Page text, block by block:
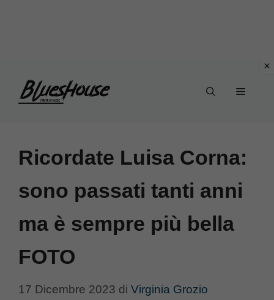
Menu
Ricordate Luisa Corna:
sono passati tanti anni
ma è sempre più bella
FOTO
17 Dicembre 2023 di Virginia Grozio